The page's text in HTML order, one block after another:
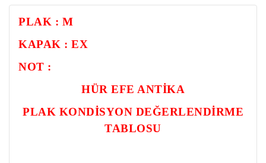
PLAK : M
KAPAK : EX
NOT :
HÜR EFE ANTİKA
PLAK KONDİSYON DEĞERLENDİRME
TABLOSU